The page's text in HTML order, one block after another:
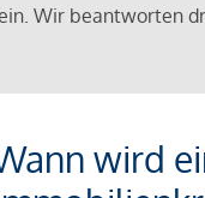
Wir beantworten
wird